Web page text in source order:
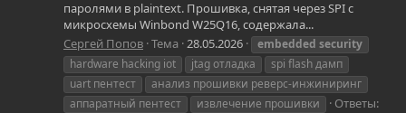
паролями в plaintext. Прошивка, снятая через SPI с
микросхемы Winbond W25Q16, содержала...
Сергей Попов Тема 28.05.2026 embedded security
hardware hacking iot
jtag отладка
spi flash дамп
uart пентест
анализ прошивки реверс-инжиниринг
аппаратный пентест
извлечение прошивки
Ответы: